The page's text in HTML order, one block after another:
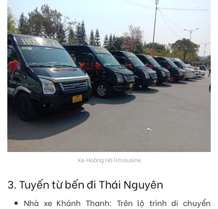
Xe Hoàng Hà limousine
3. Tuyến từ bến đi Thái Nguyên
Nhà xe Khánh Thanh: Trên lộ trình di chuyển